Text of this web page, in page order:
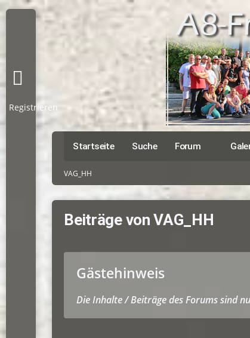
Startseite Suche Forum
Registrieren
VAG_HH
Beiträge von VAG_HH
Gästehinweis
Die Inhalte / Beiträge des Forums sind